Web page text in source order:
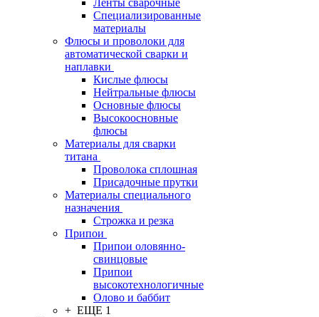
Ленты сварочные
Специализированные
материалы
Флюсы и проволоки для
автоматической сварки и
наплавки
Кислые флюсы
Нейтральные флюсы
Основные флюсы
Высокоосновные
флюсы
Материалы для сварки
титана
Проволока сплошная
Присадочные прутки
Материалы специального
назначения
Строжка и резка
Припои
Припои оловянно-
свинцовые
Припои
высокотехнологичные
Олово и баббит
+ ЕЩЕ 1